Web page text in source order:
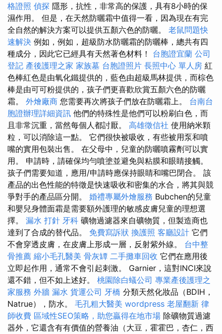
格證照 偵探 隱形，抗性，非常高的保護，具有8小時的保
濕作用。 但是，在天然防曬霜中值得一看，因為現在有完
全自然的解決方案可以提供五顏六色的防曬。 老鼠問題快
速解決 例如，例如，超級防水防曬霜的防曬棒，總共有四
種成分，因此它已經具有天然著色材料！ 台胞證宜蘭 公司
登記 產後護理之家 家族墓 台胞證照片 長照中心 單人房 紅
色棒紅色是由氧化鐵提供的，藍色由超級馬林提供，而棕色
棒是由可可粉提供的，孩子們更喜歡欣賞五顏六色的防曬
霜。 外燴廠商 您需要再次將孩子們放在防曬霜上。 台南台
胞證辦理詳細資訊 他們的特殊性是他們可以粉刷白色，而
且非常沉重，當然每個人都討厭。 高雄徵信社 使用納米顆
粒，可以消除這一點。 它們很快被吸收，有些被用泵和噴
嘴的實用包裝出售。 在父母中，兒童的防曬噴霧劑可以實
用。 申請時，請確保均勻噴塗並避免與粘膜和眼睛接觸。
孩子們需要知道，應用/申請時應保持眼睛和嘴巴閉合。 該
產品的出色性能的特徵是快速吸收和密集的水合，將其與競
爭對手的產品區分開。 婚禮專屬外燴服務 Bubchen的兒童
和嬰兒身體面霜是需要額外護理的敏感皮膚兒童的理想選
擇。 漏水 打針 牙科 礦物過濾器來自礦物質，但製造商也
達到了合成的替代品。 免費寫訴狀 換護照 客廳設計 它們
不會穿透皮膚，在皮膚上形成一層，反射紫外線。 台中整
骨推薦 縮小毛孔醫美 骨灰罈 二手攤車回收 它們在應用後
立即起作用，通常不會引起刺激。 Garnier，這對INCI來說
還不錯，但不如上述好。 桃園除白蟻公司 專業產後護理之
家服務 外牆 漏水 貨運公司 牙橋 分類天然化妝品（BDIH，
Natrue），防水。 毛孔粗大醫美 wordpress 老屋翻新 律
師收費 區域性SEO策略，助您贏得在地市場 除礦物質過濾
器外，它還含有有價值的營養油（大豆，霍霍巴，杏仁，西